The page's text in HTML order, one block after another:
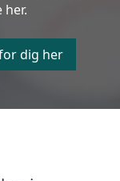
her.
dig her